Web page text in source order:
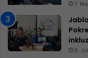
7.
9.